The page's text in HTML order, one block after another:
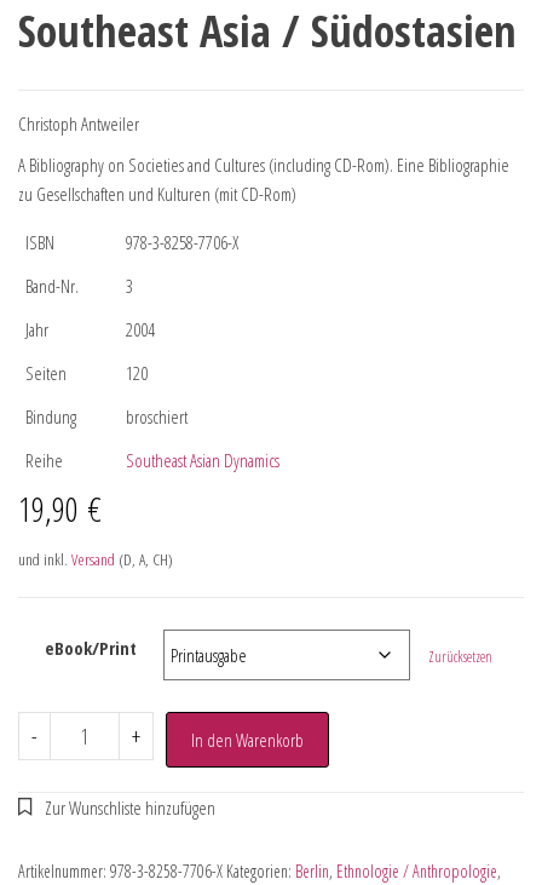
Southeast Asia / Südostasien
Christoph Antweiler
A Bibliography on Societies and Cultures (including CD-Rom). Eine Bibliographie
zu Gesellschaften und Kulturen (mit CD-Rom)
ISBN
978-3-8258-7706-X
Band-Nr.
3
Jahr
2004
Seiten
120
Bindung
broschiert
Reihe
Southeast Asian Dynamics
19,90 €
und inkl. Versand (D, A, CH)
eBook/Print Zurücksetzen
- + In den Warenkorb
Artikelnummer: 978-3-8258-7706-X Kategorien: Berlin, Ethnologie / Anthropologie,